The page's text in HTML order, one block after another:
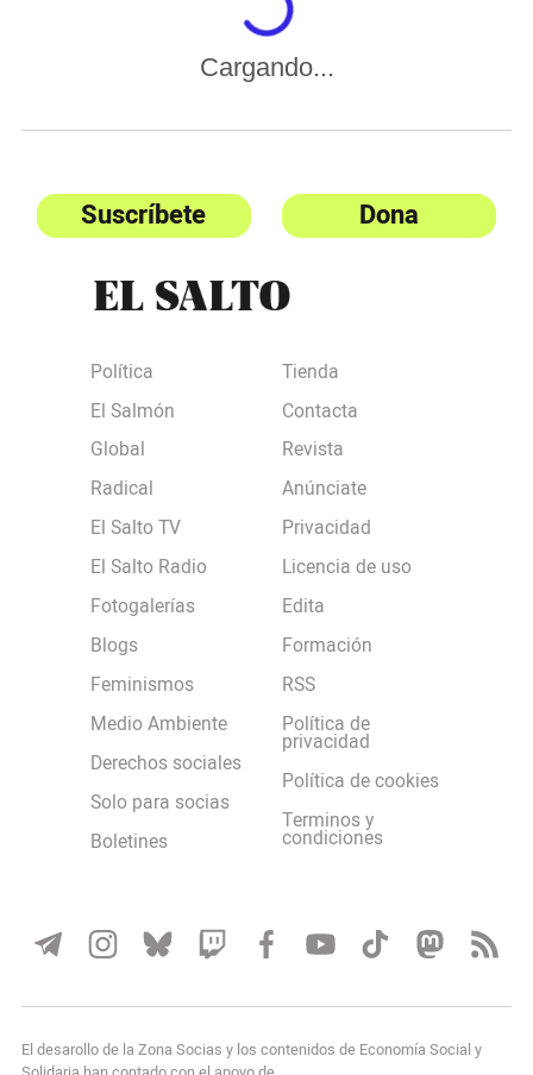
Cargando...
Suscríbete Dona
Política
El Salmón
Global
Radical
El Salto TV
El Salto Radio
Fotogalerías
Blogs
Feminismos
Medio Ambiente
Derechos sociales
Solo para socias
Boletines
Tienda
Contacta
Revista
Anúnciate
Privacidad
Licencia de uso
Edita
Formación
RSS
Política de
privacidad
Política de cookies
Terminos y
condiciones
El desarollo de la Zona Socias y los contenidos de Economía Social y